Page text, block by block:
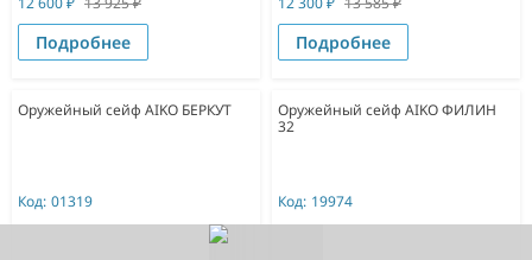
Подробнее Подробнее
Оружейный сейф AIKO БЕРКУТ
Код: 01319
Оружейный сейф AIKO ФИЛИН
32
Код: 19974